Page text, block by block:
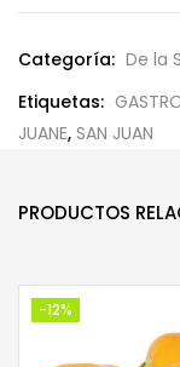
cantidad
Categoría: De la
Etiquetas:
JUANE, SAN JUAN
PRODUCTOS
-12%